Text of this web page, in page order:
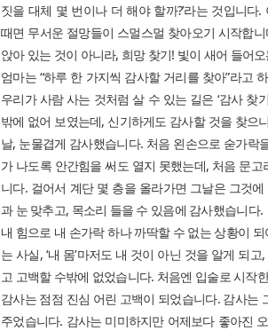
짓을 대체 몇 번이나 더 해야 할까?’라는 것입니
때면 무서운 절망들이 스멀스멀 찾아오기 시작합
앉아 있는 것이 아니라, 희망 찾기! 빛이 새어 들어
엄마는 “하루 한 가지씩 감사할 거리를 찾아”라고
우리가 사람 사는 것처럼 살 수 있는 길은 ‘감사 찾
밖에 없어 보였는데, 신기하게도 감사할 것을 찾으
날, 눈물겹게 감사했습니다. 처음 왼손으로 숟가
가 나도록 안간힘을 써도 열지 못했는데, 처음 문
니다. 걸어서 계단 몇 층을 올라가면 그날은 그것
과 눈 맞추고, 목소리 들을 수 있음에 감사했습니다.
내 힘으로 내 손가락 하나 까딱할 수 없는 상황이
는 사실, ‘내 몸’마저도 내 것이 아닌 것을 알게 되
고 고백할 수밖에 없었습니다. 처음엔 입술로 시작
감사는 점점 진심 어린 고백이 되었습니다. 감사는
주었습니다. 감사는 미미하지만 어제보다 좋아진